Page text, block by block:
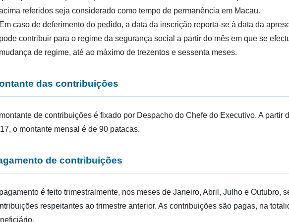
referidos seja considerado como tempo de permanência em Macau.
Em caso de deferimento do pedido, a data da inscrição reporta-se à data da
pode contribuir para o regime da segurança social a partir do mês em que se
mudança de regime, até ao máximo de trezentos e sessenta meses.
das contribuições
de contribuições é fixado por Despacho do Chefe do Executivo. A partir
o montante mensal é de 90 patacas.
de contribuições
é feito trimestralmente, nos meses de Janeiro, Abril, Julho e Outubro,
respeitantes ao trimestre anterior. As contribuições são pagas, na